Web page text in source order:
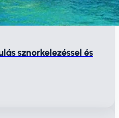
sznorkelezéssel és